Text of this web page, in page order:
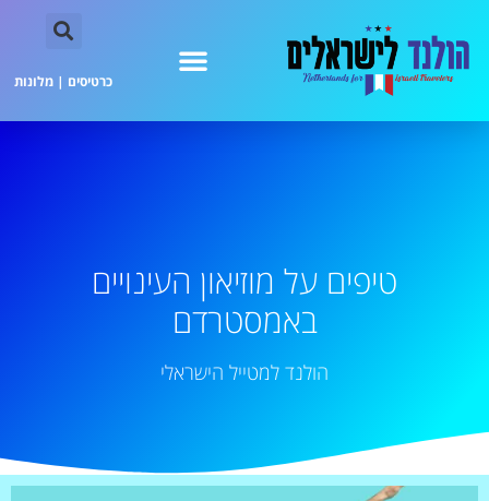
כרטיסים | מלונות
טיפים על מוזיאון העינויים
באמסטרדם
הולנד למטייל הישראלי